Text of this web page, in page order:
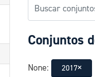
Conjuntos
None: 2017